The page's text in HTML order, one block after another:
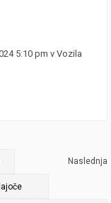
5:10 pm v Vozila
Naslednja